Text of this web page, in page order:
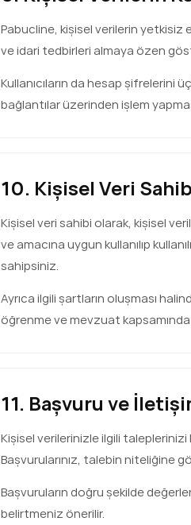
Pabucline, kişisel verilerin yetkisiz
ve idari tedbirleri almaya özen
Kullanıcıların da hesap şifrelerini
bağlantılar üzerinden işlem
10. Kişisel Veri
Kişisel veri sahibi olarak, kişisel
ve amacına uygun kullanılıp
sahipsiniz.
Ayrıca ilgili şartların oluşması
öğrenme ve mevzuat kapsamında
11. Başvuru ve
Kişisel verilerinizle ilgili taleplerinizi
Başvurularınız, talebin niteliğine
Başvuruların doğru şekilde
belirtmeniz önerilir.